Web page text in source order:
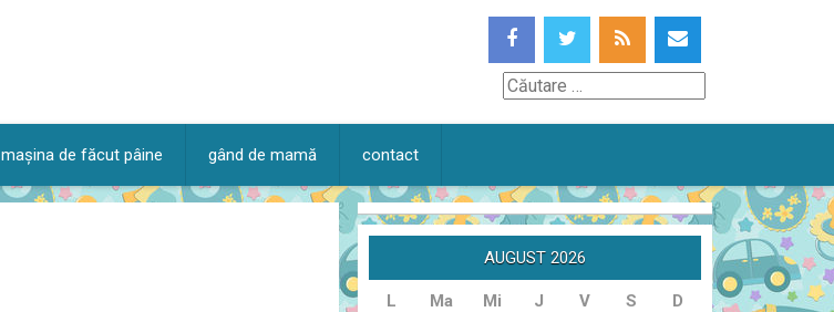
Căutare
mașina de făcut pâine gând de mamă contact
AUGUST 2026
L Ma Mi J V S D